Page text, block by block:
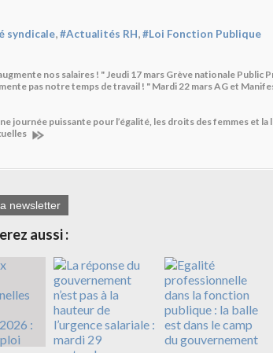
syndicale,#Actualités RH,#Loi Fonction Publique
nos salaires ! " Jeudi 17 mars Grève nationale Public
pas notre temps de travail ! " Mardi 22 mars AG et
journée puissante pour l’égalité, les droits des femmes et
newsletter
aussi :